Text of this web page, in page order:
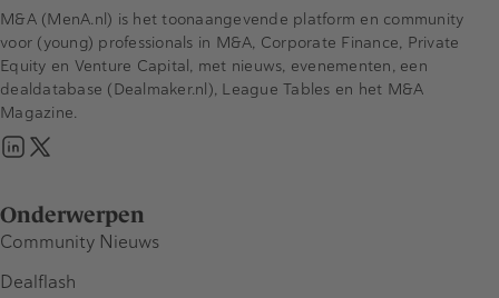
Onderwerpen
Community Nieuws
Dealflash
M&A (MenA.nl) is het toonaangevende platform en community
voor (young) professionals in M&A, Corporate Finance, Private
Equity en Venture Capital, met nieuws, evenementen, een
dealdatabase (Dealmaker.nl), League Tables en het M&A
Magazine.